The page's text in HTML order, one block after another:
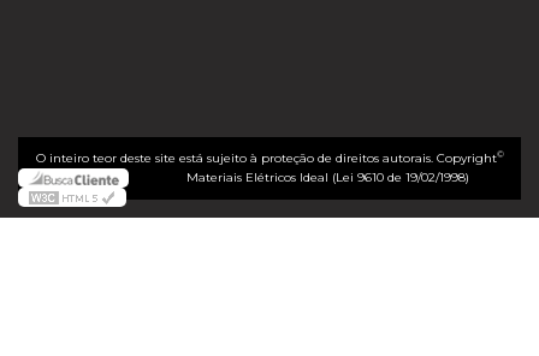
O inteiro teor deste site está sujeito à proteção de direitos autorais. Copyright©
Materiais Elétricos Ideal (Lei 9610 de 19/02/1998)